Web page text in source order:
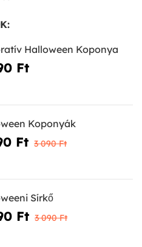
Halloween Koponya
Ft‎
Koponyák
Ft‎ 3 090 Ft‎
Sírkő
Ft‎ 3 090 Ft‎